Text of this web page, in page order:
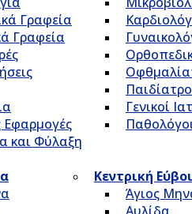
Γραφεία
Γραφεία
Εφαρμογές
και Φύλαξη
Γενικοί
Κεντρική
Άγιος